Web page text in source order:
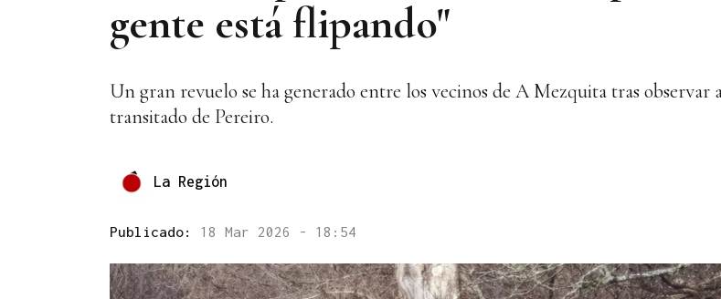
gente está flipando"
Un gran revuelo se ha generado entre los vecinos de A Mezquita tras
transitado de Pereiro.
La Región
Publicado: 18 Mar 2026 - 18:54